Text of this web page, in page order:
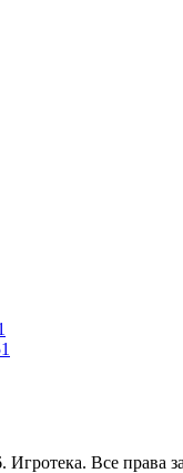
Игротека. Все права